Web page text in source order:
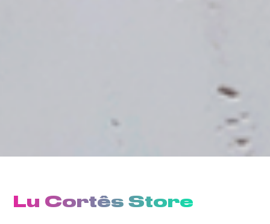
Lu Cortês Store